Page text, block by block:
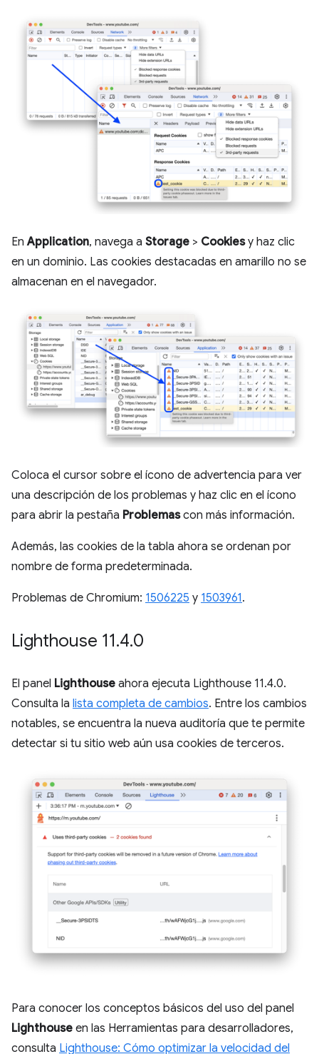
EnApplication, navega a Storage > Cookiesy haz clic
en un dominio. Las cookies destacadas en amarillo no se
almacenan en el navegador.
Coloca el cursor sobre el ícono de advertencia para ver
una descripción de los problemas y haz clic en el ícono
para abrir la pestaña Problemascon más información.
Además, las cookies de la tabla ahora se ordenan por
nombre de forma predeterminada.
Problemas de Chromium: 1506225 y 1503961.
Lighthouse 11.4.0
El panel Lighthouse ahora ejecuta Lighthouse 11.4.0.
Consulta la lista completa de cambios. Entre los cambios
notables, se encuentra la nueva auditoría que te permite
detectar si tu sitio web aún usa cookies de terceros.
Para conocer los conceptos básicos del uso del panel
Lighthouse en las Herramientas para desarrolladores,
consulta Lighthouse: Cómo optimizar la velocidad del